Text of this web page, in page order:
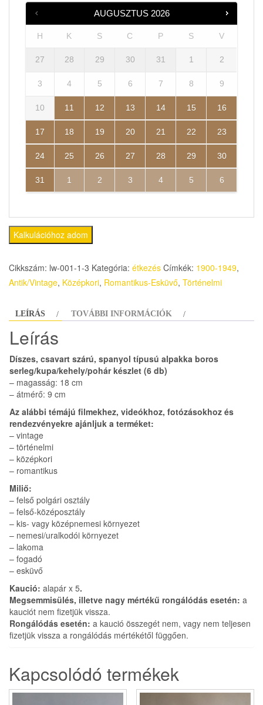
AUGUSZTUS 2026
H K S C P S V
27 28 29 30 31 1 2
3 4 5 6 7 8 9
10 11 12 13 14 15 16
17 18 19 20 21 22 23
24 25 26 27 28 29 30
31 1 2 3 4 5 6
Kalkulációhoz adom
Cikkszám: lw-001-1-3 Kategória: étkezés Címkék: 1900-1949,
Antik/Vintage, Középkori, Romantikus-Esküvő, Történelmi
LEÍRÁS TOVÁBBI INFORMÁCIÓK
Leírás
Díszes, csavart szárú, spanyol típusú alpakka boros
serleg/kupa/kehely/pohár készlet (6 db)
– magasság: 18 cm
– átmérő: 9 cm
Az alábbi témájú filmekhez, videókhoz, fotózásokhoz és
rendezvényekre ajánljuk a terméket:
– vintage
– történelmi
– középkori
– romantikus
Miliő:
– felső polgári osztály
– felső-középosztály
– kis- vagy középnemesi környezet
– nemesi/uralkodói környezet
– lakoma
– fogadó
– esküvő
Kaució: alapár x 5.
Megsemmisülés, illetve nagy mértékű rongálódás esetén: a
kauciót nem fizetjük vissza.
Rongálódás esetén: a kaució összegét nem, vagy nem teljesen
fizetjük vissza a rongálódás mértékétől függően.
Kapcsolódó termékek